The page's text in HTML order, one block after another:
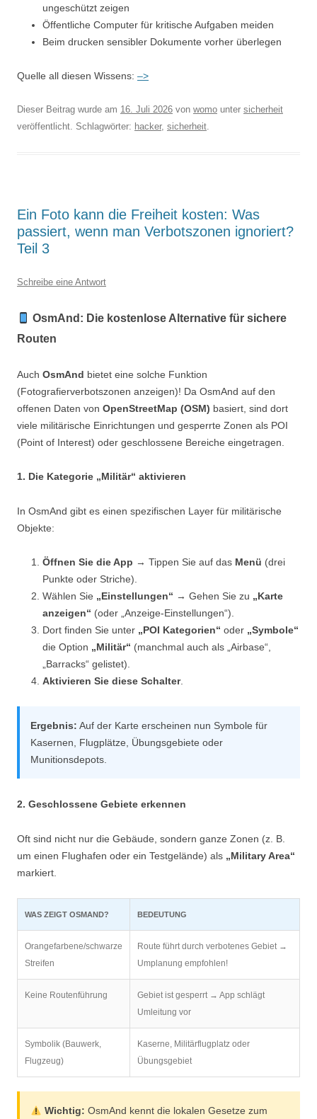
ungeschützt zeigen
Öffentliche Computer für kritische Aufgaben meiden
Beim drucken sensibler Dokumente vorher überlegen
Quelle all diesen Wissens: –>
Dieser Beitrag wurde am 16. Juli 2026 von womo unter sicherheit
veröffentlicht. Schlagwörter: hacker, sicherheit.
Ein Foto kann die Freiheit kosten: Was
passiert, wenn man Verbotszonen ignoriert?
Teil 3
Schreibe eine Antwort
OsmAnd: Die kostenlose Alternative für sichere
Routen
Auch OsmAnd bietet eine solche Funktion
(Fotografierverbotszonen anzeigen)! Da OsmAnd auf den
offenen Daten von OpenStreetMap (OSM) basiert, sind dort
viele militärische Einrichtungen und gesperrte Zonen als POI
(Point of Interest) oder geschlossene Bereiche eingetragen.
1. Die Kategorie „Militär“ aktivieren
In OsmAnd gibt es einen spezifischen Layer für militärische
Objekte:
Öffnen Sie die App → Tippen Sie auf das Menü (drei
Punkte oder Striche).
Wählen Sie „Einstellungen“ → Gehen Sie zu „Karte
anzeigen“ (oder „Anzeige-Einstellungen“).
Dort finden Sie unter „POI Kategorien“ oder „Symbole“
die Option „Militär“ (manchmal auch als „Airbase“,
„Barracks“ gelistet).
Aktivieren Sie diese Schalter.
Ergebnis: Auf der Karte erscheinen nun Symbole für
Kasernen, Flugplätze, Übungsgebiete oder
Munitionsdepots.
2. Geschlossene Gebiete erkennen
Oft sind nicht nur die Gebäude, sondern ganze Zonen (z. B.
um einen Flughafen oder ein Testgelände) als „Military Area“
markiert.
WAS ZEIGT OSMAND? BEDEUTUNG
Orangefarbene/schwarze
Streifen
Route führt durch verbotenes Gebiet →
Umplanung empfohlen!
Keine Routenführung
Gebiet ist gesperrt → App schlägt
Umleitung vor
Symbolik (Bauwerk,
Flugzeug)
Kaserne, Militärflugplatz oder
Übungsgebiet
Wichtig: OsmAnd kennt die lokalen Gesetze zum